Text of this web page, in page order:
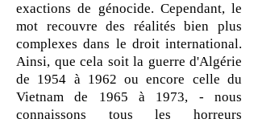
exactions de génocide. Cependant, le
mot recouvre des réalités bien plus
complexes dans le droit international.
Ainsi, que cela soit la guerre d'Algérie
de 1954 à 1962 ou encore celle du
Vietnam de 1965 à 1973, - nous
connaissons tous les horreurs